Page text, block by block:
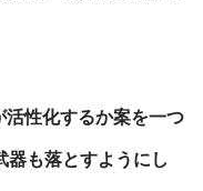
性化するか案を一つ
器も落とすようにし